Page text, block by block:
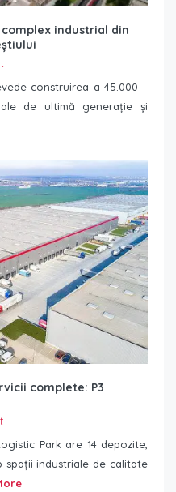
complex industrial din
construirea a 45.000 –
de ultimă generație și
complete: P3
Park are 14 depozite,
spații industriale de calitate